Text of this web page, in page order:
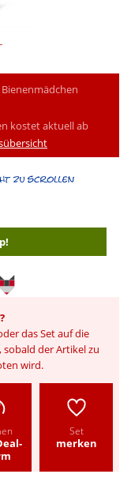
kostet aktuell ab
das Set auf die
der Artikel zu
wird.
Set
merken